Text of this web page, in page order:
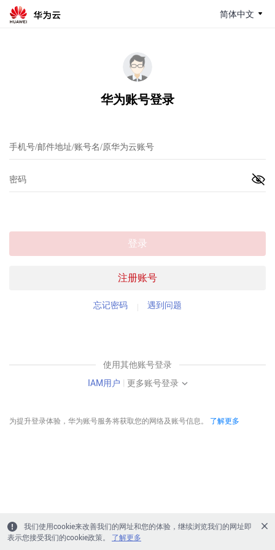
简体中文
华为账号登录
注册账号
登录
忘记密码 遇到问题
使用其他账号登录
IAM用户 | 更多账号登录
为提升登录体验，华为账号服务将获取您的网络及账号信息。 了解更多
我们使用cookie来改善我们的网址和您的体验，继续浏览我们的网址即
表示您接受我们的cookie政策。
了解更多